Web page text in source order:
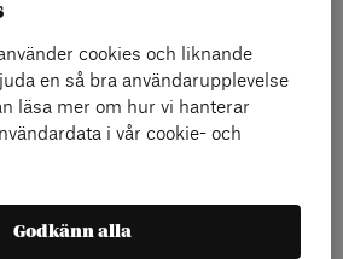
cookies och liknande
en så bra användarupplevelse
läsa mer om hur vi hanterar
i vår cookie- och
Godkänn alla